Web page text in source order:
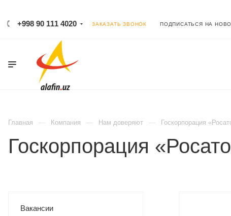
+998 90 111 4020 ЗАКАЗАТЬ ЗВОНОК ПОДПИСАТЬСЯ НА
Главная Компания Нам доверяют Госкорпорация
Госкорпорация
Вакансии